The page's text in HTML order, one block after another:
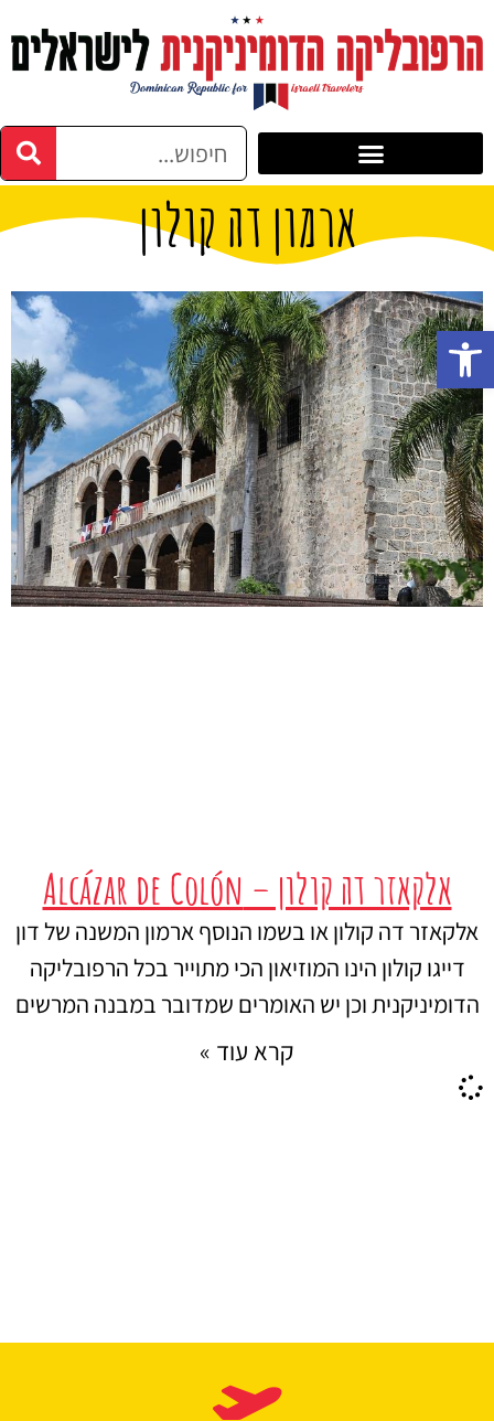
ארמון דה קולון
אלקאזר דה קולון – Alcázar de Colón
אלקאזר דה קולון או בשמו הנוסף ארמון המשנה של דון
דייגו קולון הינו המוזיאון הכי מתוייר בכל הרפובליקה
הדומיניקנית וכן יש האומרים שמדובר במבנה המרשים
קרא עוד »
פתח סרגל נגישות